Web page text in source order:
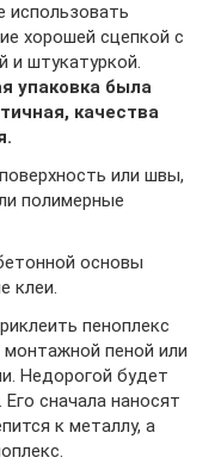
использовать
хорошей сцепкой с
и штукатуркой.
упаковка была
качества
или швы,
полимерные
основы
клеи.
пеноплекс
пеной или
Недорогой будет
сначала наносят
к металлу, а